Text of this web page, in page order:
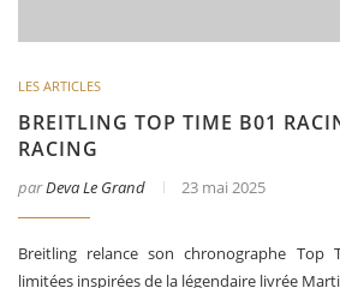
LES ARTICLES
BREITLING TOP TIME B01
RACING
parDeva Le Grand 23 mai 2025
Breitling relance son chronographe Top
limitées inspirées de la légendaire livrée